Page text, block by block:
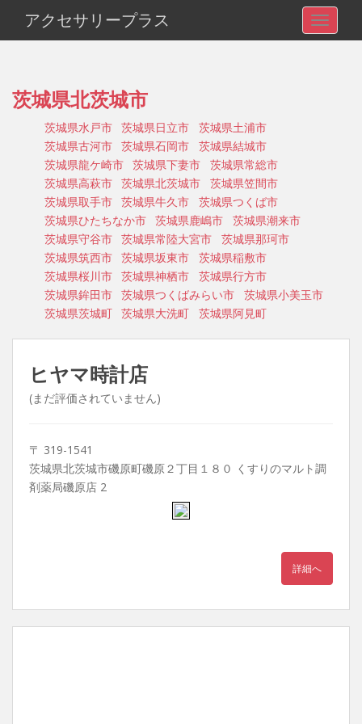
アクセサリープラス
茨城県北茨城市
茨城県水戸市 茨城県日立市
茨城県土浦市
茨城県古河市 茨城県石岡市
茨城県結城市
茨城県龍ケ崎市 茨城県下妻市
茨城県常総市
茨城県高萩市 茨城県北茨城市
茨城県笠間市
茨城県取手市 茨城県牛久市
茨城県つくば市
茨城県ひたちなか市 茨城県鹿嶋市
茨城県潮来市
茨城県守谷市 茨城県常陸大宮市
茨城県那珂市
茨城県筑西市 茨城県坂東市
茨城県稲敷市
茨城県桜川市 茨城県神栖市
茨城県行方市
茨城県鉾田市 茨城県つくばみらい市
茨城県小美玉市
茨城県茨城町 茨城県大洗町 茨城県阿見町
ヒヤマ時計店
(まだ評価されていません)
〒 319-1541
茨城県北茨城市磯原町磯原２丁目１８０ くすりのマルト調
剤薬局磯原店 2
詳細へ